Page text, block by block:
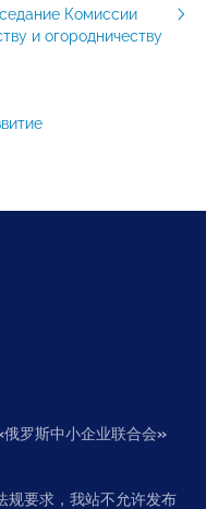
Комиссии
и огородничеству
俄罗斯中小企业联合会»
规要求，我站不允许发布